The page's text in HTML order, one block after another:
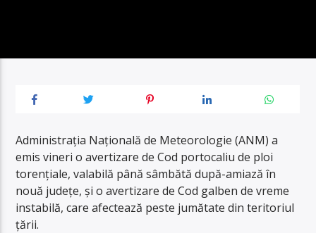
Administrația Națională de Meteorologie (ANM) a
emis vineri o avertizare de Cod portocaliu de ploi
torențiale, valabilă până sâmbătă după-amiază în
nouă județe, și o avertizare de Cod galben de vreme
instabilă, care afectează peste jumătate din teritoriul
țării.